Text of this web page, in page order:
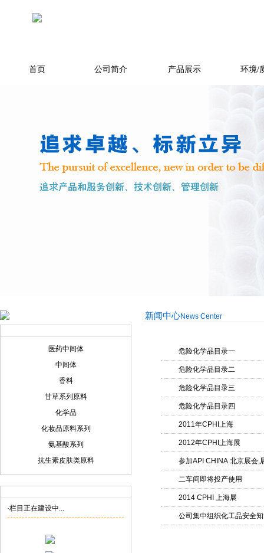
首页 公司简介 产品展示 环境/
医药中间体
中间体
香料
甘草系列原料
化学品
化妆品原料系列
氨基酸系列
抗生素皮肤类原料
·栏目正在建设中...
新闻中心News Center
危险化学品目录一
危险化学品目录二
危险化学品目录三
危险化学品目录四
2011年CPHI上海
2012年CPHI上海展
参加API CHINA 北京展会,
二车间即将投产使用
2014 CPHI 上海展
公司集中组织化工品安全